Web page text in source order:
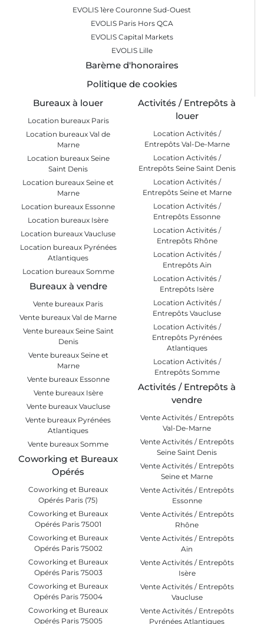
EVOLIS 1ère Couronne Sud-Ouest
EVOLIS Paris Hors QCA
EVOLIS Capital Markets
EVOLIS Lille
Barème d'honoraires
Politique de cookies
Bureaux à louer
Location bureaux Paris
Location bureaux Val de
Marne
Location bureaux Seine
Saint Denis
Location bureaux Seine et
Marne
Location bureaux Essonne
Location bureaux Isère
Location bureaux Vaucluse
Location bureaux Pyrénées
Atlantiques
Location bureaux Somme
Bureaux à vendre
Vente bureaux Paris
Vente bureaux Val de Marne
Vente bureaux Seine Saint
Denis
Vente bureaux Seine et
Marne
Vente bureaux Essonne
Vente bureaux Isère
Vente bureaux Vaucluse
Vente bureaux Pyrénées
Atlantiques
Vente bureaux Somme
Coworking et Bureaux
Opérés
Coworking et Bureaux
Opérés Paris (75)
Coworking et Bureaux
Opérés Paris 75001
Coworking et Bureaux
Opérés Paris 75002
Coworking et Bureaux
Opérés Paris 75003
Coworking et Bureaux
Opérés Paris 75004
Coworking et Bureaux
Opérés Paris 75005
Activités / Entrepôts à
louer
Location Activités /
Entrepôts Val-De-Marne
Location Activités /
Entrepôts Seine Saint Denis
Location Activités /
Entrepôts Seine et Marne
Location Activités /
Entrepôts Essonne
Location Activités /
Entrepôts Rhône
Location Activités /
Entrepôts Ain
Location Activités /
Entrepôts Isère
Location Activités /
Entrepôts Vaucluse
Location Activités /
Entrepôts Pyrénées
Atlantiques
Location Activités /
Entrepôts Somme
Activités / Entrepôts à
vendre
Vente Activités / Entrepôts
Val-De-Marne
Vente Activités / Entrepôts
Seine Saint Denis
Vente Activités / Entrepôts
Seine et Marne
Vente Activités / Entrepôts
Essonne
Vente Activités / Entrepôts
Rhône
Vente Activités / Entrepôts
Ain
Vente Activités / Entrepôts
Isère
Vente Activités / Entrepôts
Vaucluse
Vente Activités / Entrepôts
Pyrénées Atlantiques